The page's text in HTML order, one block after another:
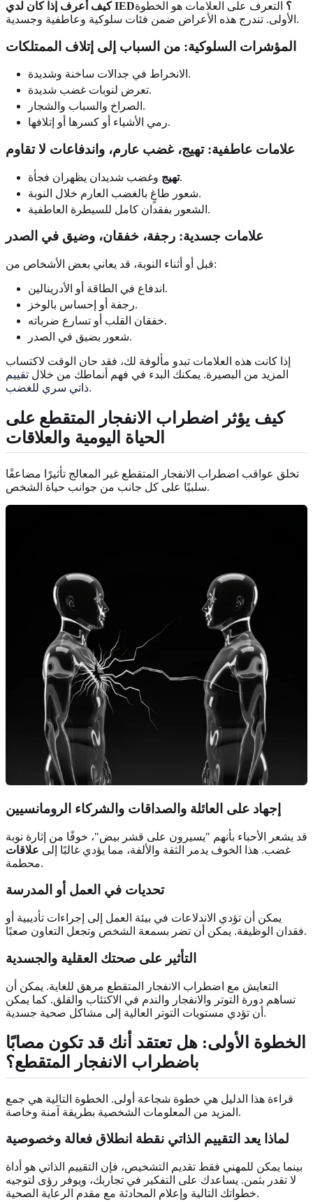
كيف أعرف إذا كان لدي IED؟ التعرف على العلامات هو الخطوة
الأولى. تندرج هذه الأعراض ضمن فئات سلوكية وعاطفية وجسدية.
المؤشرات السلوكية: من السباب إلى إتلاف الممتلكات
الانخراط في جدالات ساخنة وشديدة.
تعرض لنوبات غضب شديدة.
الصراخ والسباب والشجار.
رمي الأشياء أو كسرها أو إتلافها.
علامات عاطفية: تهيج، غضب عارم، واندفاعات لا تقاوم
تهيجوغضب شديدان يظهران فجأة.
شعور طاغٍ بالغضب العارم خلال النوبة.
الشعور بفقدان كامل للسيطرة العاطفية.
علامات جسدية: رجفة، خفقان، وضيق في الصدر
قبل أو أثناء النوبة، قد يعاني بعض الأشخاص من:
اندفاع في الطاقة أو الأدرينالين.
رجفة أو إحساس بالوخز.
خفقان القلب أو تسارع ضرباته.
شعور بضيق في الصدر.
إذا كانت هذه العلامات تبدو مألوفة لك، فقد حان الوقت لاكتساب
المزيد من البصيرة. يمكنك البدء في فهم أنماطك من خلال تقييم
ذاتي سري للغضب.
كيف يؤثر اضطراب الانفجار المتقطع على
الحياة اليومية والعلاقات
تخلق عواقب اضطراب الانفجار المتقطع غير المعالج تأثيرًا مضاعفًا
سلبيًا على كل جانب من جوانب حياة الشخص.
إجهاد على العائلة والصداقات والشركاء الرومانسيين
قد يشعر الأحباء بأنهم "يسيرون على قشر بيض"، خوفًا من إثارة نوبة
غضب. هذا الخوف يدمر الثقة والألفة، مما يؤدي غالبًا إلى علاقات
محطمة.
تحديات في العمل أو المدرسة
يمكن أن تؤدي الاندلاعات في بيئة العمل إلى إجراءات تأديبية أو
فقدان الوظيفة. يمكن أن تضر بسمعة الشخص وتجعل التعاون صعبًا.
التأثير على صحتك العقلية والجسدية
التعايش مع اضطراب الانفجار المتقطع مرهق للغاية. يمكن أن
تساهم دورة التوتر والانفجار والندم في الاكتئاب والقلق. كما يمكن
أن تؤدي مستويات التوتر العالية إلى مشاكل صحية جسدية.
الخطوة الأولى: هل تعتقد أنك قد تكون مصابًا
باضطراب الانفجار المتقطع؟
قراءة هذا الدليل هي خطوة شجاعة أولى. الخطوة التالية هي جمع
المزيد من المعلومات الشخصية بطريقة آمنة وخاصة.
لماذا يعد التقييم الذاتي نقطة انطلاق فعالة وخصوصية
بينما يمكن للمهني فقط تقديم التشخيص، فإن التقييم الذاتي هو أداة
لا تقدر بثمن. يساعدك على التفكير في تجاربك، ويوفر رؤى لتوجيه
خطواتك التالية وإعلام المحادثة مع مقدم الرعاية الصحية.